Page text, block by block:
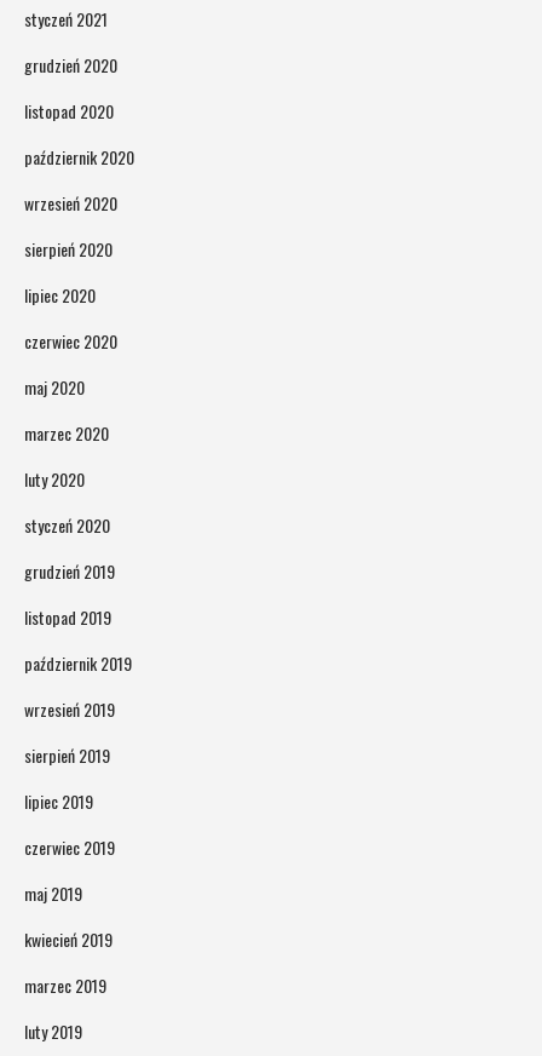
styczeń 2021
grudzień 2020
listopad 2020
październik 2020
wrzesień 2020
sierpień 2020
lipiec 2020
czerwiec 2020
maj 2020
marzec 2020
luty 2020
styczeń 2020
grudzień 2019
listopad 2019
październik 2019
wrzesień 2019
sierpień 2019
lipiec 2019
czerwiec 2019
maj 2019
kwiecień 2019
marzec 2019
luty 2019